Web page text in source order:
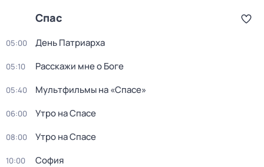
Спас
05:00 День Патриарха
05:10 Расскажи мне о Боге
05:40 Мультфильмы на «Спасе»
06:00 Утро на Спасе
08:00 Утро на Спасе
10:00 София